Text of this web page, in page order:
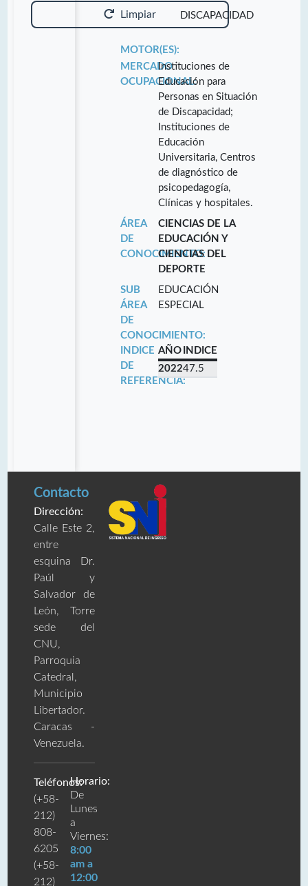
Limpiar
DISCAPACIDAD
MOTOR(ES):
MERCADO
OCUPACIONAL:
Instituciones de
Educación para
Personas en Situación
de Discapacidad;
Instituciones de
Educación
Universitaria, Centros
de diagnóstico de
psicopedagogía,
Clínicas y hospitales.
ÁREA
DE
CONOCIMIENTO:
CIENCIAS DE LA
EDUCACIÓN Y
CIENCIAS DEL
DEPORTE
SUB
ÁREA
DE
CONOCIMIENTO:
EDUCACIÓN
ESPECIAL
INDICE
DE
REFERENCIA:
AÑO INDICE
202247.5
Contacto
Dirección:
Calle Este 2,
entre
esquina Dr.
Paúl y
Salvador de
León, Torre
sede del
CNU,
Parroquia
Catedral,
Municipio
Libertador.
Caracas -
Venezuela.
Teléfonos:
(+58-
212)
808-
6205
(+58-
212)
Horario:
De
Lunes
a
Viernes:
8:00
am a
12:00